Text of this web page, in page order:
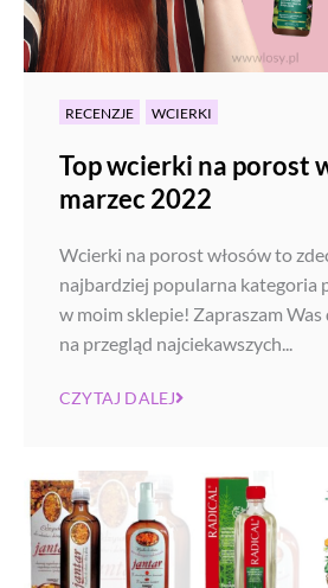
RECENZJE WCIERKI
Top wcierki na porost
marzec 2022
Wcierki na porost włosów to
najbardziej popularna kategoria
w moim sklepie! Zapraszam Was
na przegląd najciekawszych...
CZYTAJ DALEJ